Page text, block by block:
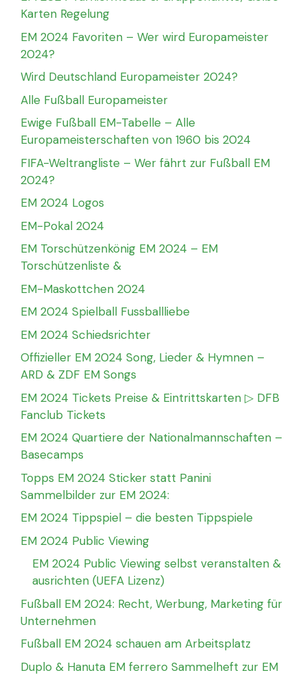
Karten Regelung
EM 2024 Favoriten – Wer wird Europameister
2024?
Wird Deutschland Europameister 2024?
Alle Fußball Europameister
Ewige Fußball EM-Tabelle – Alle
Europameisterschaften von 1960 bis 2024
FIFA-Weltrangliste – Wer fährt zur Fußball EM
2024?
EM 2024 Logos
EM-Pokal 2024
EM Torschützenkönig EM 2024 – EM
Torschützenliste &
EM-Maskottchen 2024
EM 2024 Spielball Fussballliebe
EM 2024 Schiedsrichter
Offizieller EM 2024 Song, Lieder & Hymnen –
ARD & ZDF EM Songs
EM 2024 Tickets Preise & Eintrittskarten ▷ DFB
Fanclub Tickets
EM 2024 Quartiere der Nationalmannschaften –
Basecamps
Topps EM 2024 Sticker statt Panini
Sammelbilder zur EM 2024:
EM 2024 Tippspiel – die besten Tippspiele
EM 2024 Public Viewing
EM 2024 Public Viewing selbst veranstalten &
ausrichten (UEFA Lizenz)
Fußball EM 2024: Recht, Werbung, Marketing für
Unternehmen
Fußball EM 2024 schauen am Arbeitsplatz
Duplo & Hanuta EM ferrero Sammelheft zur EM